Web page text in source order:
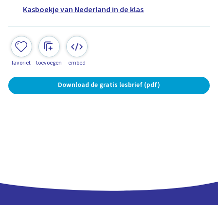
Kasboekje van Nederland in de klas
favoriet toevoegen embed
Download de gratis lesbrief (pdf)